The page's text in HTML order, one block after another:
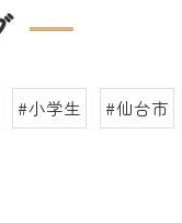
#小学生
#仙台市